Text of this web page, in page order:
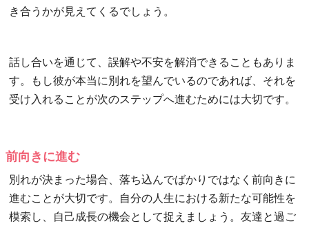
き合うかが見えてくるでしょう。
話し合いを通じて、誤解や不安を解消できることもありま
す。もし彼が本当に別れを望んでいるのであれば、それを
受け入れることが次のステップへ進むためには大切です。
前向きに進む
別れが決まった場合、落ち込んでばかりではなく前向きに
進むことが大切です。自分の人生における新たな可能性を
模索し、自己成長の機会として捉えましょう。友達と過ご